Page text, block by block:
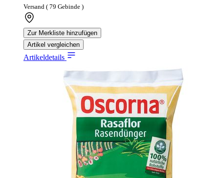
Versand ( 79 Gebinde )
Zur Merkliste hinzufügen
Artikel vergleichen
Artikeldetails